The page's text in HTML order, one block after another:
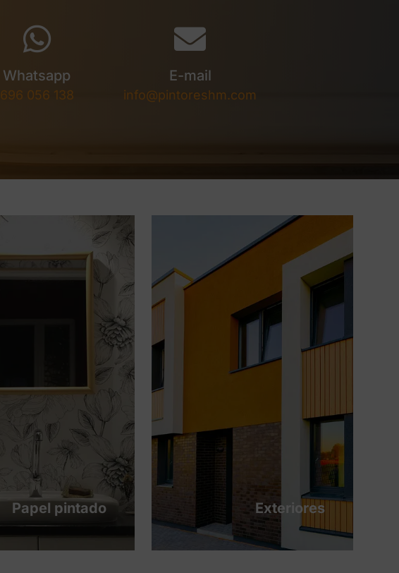
Whatsapp
696 056 138
E-mail
info@pintoreshm.com
Papel pintado Exteriores